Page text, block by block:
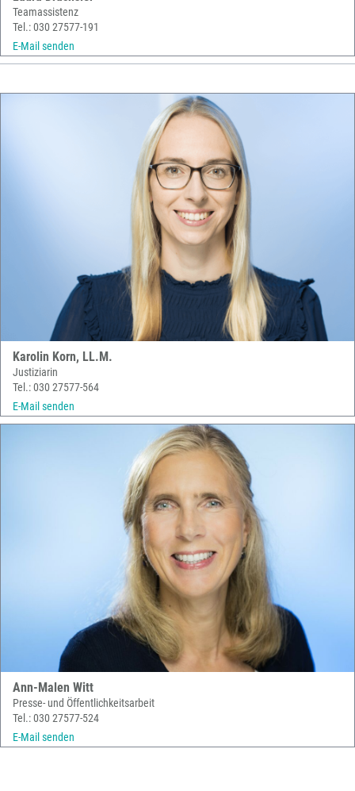
Teamassistenz
Tel.: 030 27577-191
E-Mail senden
Karolin Korn, LL.M.
Justiziarin
Tel.: 030 27577-564
E-Mail senden
Ann-Malen Witt
Presse- und Öffentlichkeitsarbeit
Tel.: 030 27577-524
E-Mail senden